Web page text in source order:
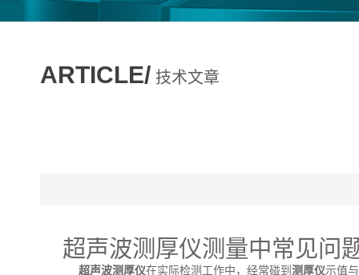
ARTICLE/ 技术文章
超声波测厚仪测量中常见问
超声波测厚仪在实际检测工作中，经常碰到 测厚仪示值